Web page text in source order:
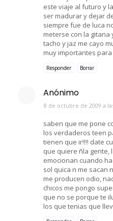
este viaje al futuro y
ser madurar y dejar
siempre fue de luca
meterse con la
tacho y jaz me cayo
muy importantes
Responder Borrar
Anónimo
8 de octubre de 2009 a
saben que me pone
los verdaderos teen
tienen que ir!!!! date
que quiere ñla gente,
emocionan cuando
sol quica n me sacan
me producen odio,
chicos me pongo
que no se porque te
los que tenias que